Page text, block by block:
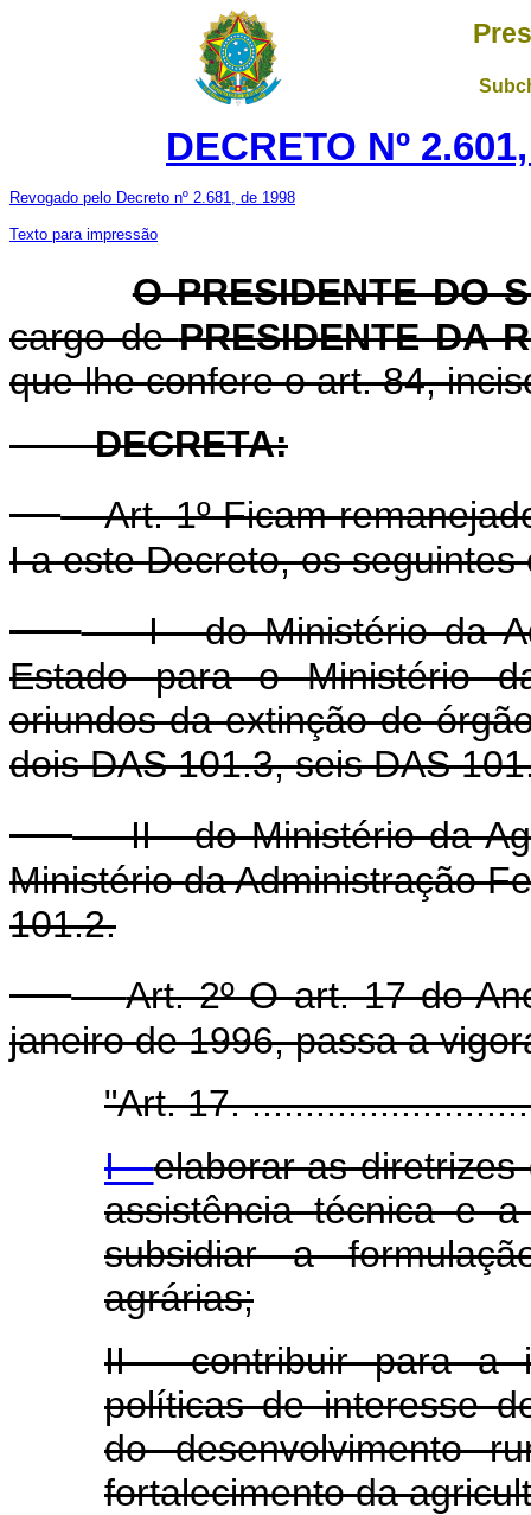
DECRETO Nº
Revogado pelo Decreto nº 2.681, de 1998
Texto para impressão
O PRESIDENTE DO
cargo dePRESIDENTE DA
que lhe confere o art. 84,
DECRETA:
Art. 1º Ficam
I a este Decreto, os
I - do Ministério da
Estado para o Ministério
oriundos da extinção de
dois DAS 101.3, seis DAS
II - do Ministério da
Ministério da Administração
101.2.
Art. 2º O art. 17 do
janeiro de 1996, passa a
"Art. 17.
I -elaborar as
assistência técnica e
subsidiar a
agrárias;
II - contribuir para a
políticas de interesse
do desenvolvimento
fortalecimento da